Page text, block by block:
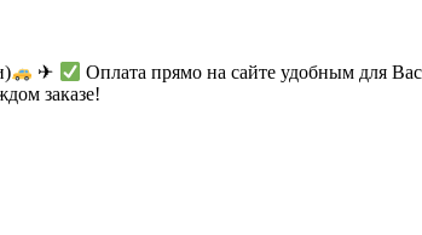
✈ Оплата прямо на сайте удобным для
заказе!